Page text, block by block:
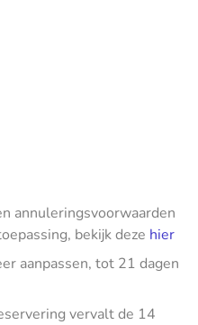
annuleringsvoorwaarden
bekijk deze hier
aanpassen, tot 21 dagen
vervalt de 14